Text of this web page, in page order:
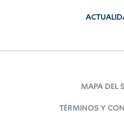
MAPA DEL
TÉRMINOS Y